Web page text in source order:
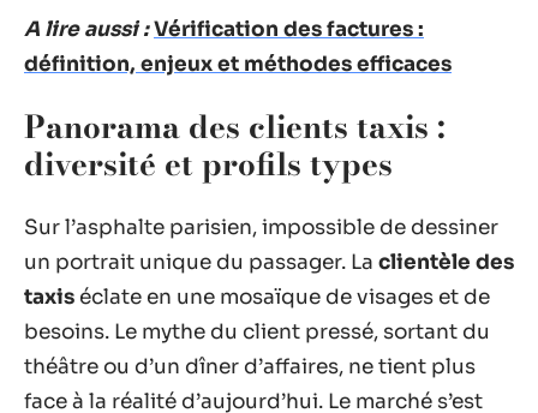
A lire aussi :Vérification des factures :
définition, enjeux et méthodes efficaces
Panorama des clients taxis :
diversité et profils types
Sur l’asphalte parisien, impossible de dessiner
un portrait unique du passager. La clientèle des
taxis éclate en une mosaïque de visages et de
besoins. Le mythe du client pressé, sortant du
théâtre ou d’un dîner d’affaires, ne tient plus
face à la réalité d’aujourd’hui. Le marché s’est